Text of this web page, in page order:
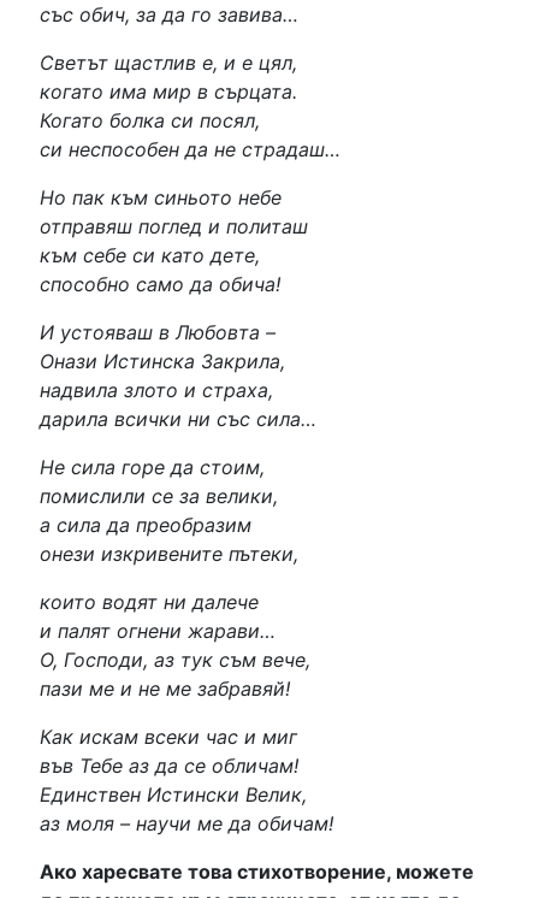
на 26.11.2025 г.
със обич, за да го завива…
Светът щастлив е, и е цял,
когато има мир в сърцата.
Когато болка си посял,
си неспособен да не страдаш…
Но пак към синьото небе
отправяш поглед и политаш
към себе си като дете,
способно само да обича!
И устояваш в Любовта –
Онази Истинска Закрила,
надвила злото и страха,
дарила всички ни със сила…
Не сила горе да стоим,
помислили се за велики,
а сила да преобразим
онези изкривените пътеки,
които водят ни далече
и палят огнени жарави…
О, Господи, аз тук съм вече,
пази ме и не ме забравяй!
Как искам всеки час и миг
във Тебе аз да се обличам!
Единствен Истински Велик,
аз моля – научи ме да обичам!
Ако харесвате това стихотворение, можете